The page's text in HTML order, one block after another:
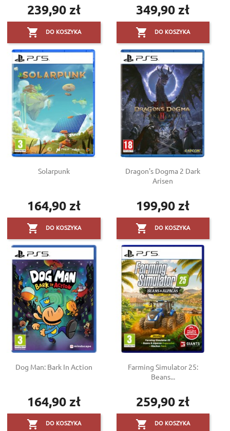
Cena
239,90 zł
 DO KOSZYKA
Cena
349,90 zł
 DO KOSZYKA
Solarpunk
Cena
164,90 zł
 DO KOSZYKA
Dragon's Dogma 2 Dark
Arisen
Cena
199,90 zł
 DO KOSZYKA
Dog Man: Bark In Action
Cena
164,90 zł
 DO KOSZYKA
Farming Simulator 25:
Beans...
Cena
259,90 zł
 DO KOSZYKA